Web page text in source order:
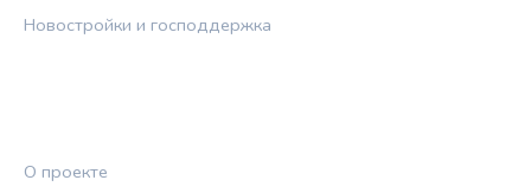
Новостройки и господдержка
О проекте